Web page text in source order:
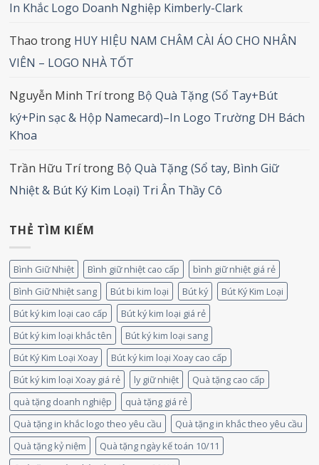
In Khắc Logo Doanh Nghiệp Kimberly-Clark
Thao trong HUY HIỆU NAM CHÂM CÀI ÁO CHO NHÂN
VIÊN – LOGO NHÀ TỐT
Nguyễn Minh Trítrong Bộ Quà Tặng (Sổ Tay+Bút
ký+Pin sạc & Hộp Namecard)–In Logo Trường DH Bách
Khoa
Trần Hữu Trítrong Bộ Quà Tặng (Sổ tay, Bình Giữ
Nhiệt & Bút Ký Kim Loại) Tri Ân Thầy Cô
THẺ TÌM KIẾM
Bình Giữ Nhiệt Bình giữ nhiệt cao cấp
bình giữ nhiệt giá rẻ
Bình Giữ Nhiệt sang
Bút bi kim loại Bút ký
Bút Ký Kim Loại
Bút ký kim loại cao cấp
Bút ký kim loại giá rẻ
Bút ký kim loại khắc tên
Bút ký kim loại sang
Bút Ký Kim Loại Xoay
Bút ký kim loại Xoay cao cấp
Bút ký kim loại Xoay giá rẻ
ly giữ nhiệt
Quà tặng cao cấp
quà tặng doanh nghiệp
quà tặng giá rẻ
Quà tặng in khắc logo theo yêu cầu
Quà tặng in khắc theo yêu cầu
Quà tặng kỷ niệm
Quà tặng ngày kế toán 10/11